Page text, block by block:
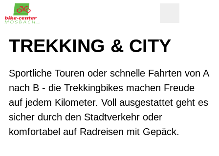
TREKKING & CITY
Sportliche Touren oder schnelle Fahrten von A
nach B - die Trekkingbikes machen Freude
auf jedem Kilometer. Voll ausgestattet geht es
sicher durch den Stadtverkehr oder
komfortabel auf Radreisen mit Gepäck.